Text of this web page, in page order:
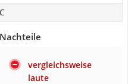
C
Nachteile
vergleichsweise
laute